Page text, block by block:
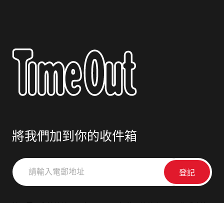
將我們加到你的收件箱
請
輸